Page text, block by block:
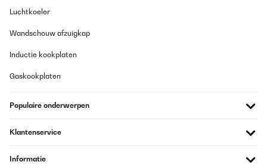
parte superior y en el interior de la sombrilla se cargan durante
que desciende el crepúsculo.Puede modificar sin esfuerzo el
solar óptima sin importar el baile en constante cambio del sol en
Usuario/a de amazon
GECONTROLEERDE BEOORDELING
Der Sonnenschirm mit LED-Beleuchtung und Solarfunktion ist
Luchtkoeler
Wandschouw afzuigkap
Inductie kookplaten
Gaskookplaten
Populaire onderwerpen
Klantenservice
Informatie